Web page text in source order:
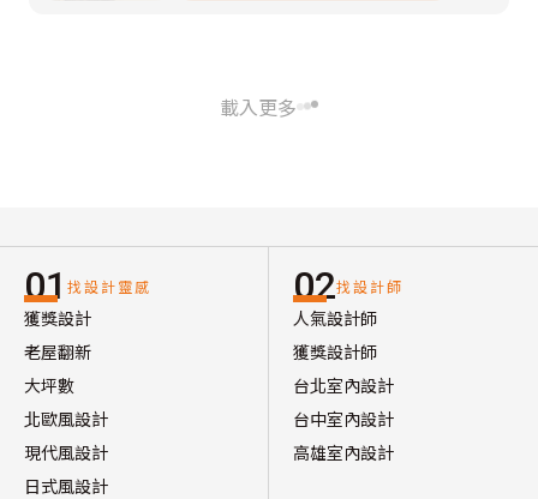
載入更多
01 找設計靈感
獲獎設計
老屋翻新
大坪數
北歐風設計
現代風設計
日式風設計
02找設計師
人氣設計師
獲獎設計師
台北室內設計
台中室內設計
高雄室內設計